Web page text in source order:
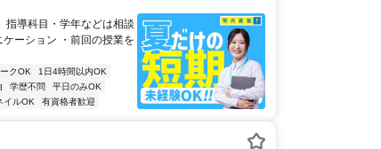
指導科目・学年などは相談
ーション ・前回の授業を
クOK
1日4時間以内OK
学歴不問
平日のみOK
イルOK 有資格者歓迎